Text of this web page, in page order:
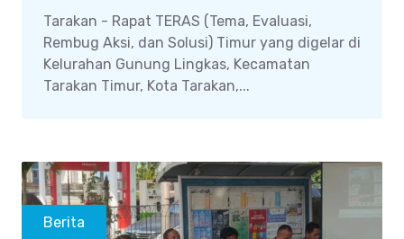
Tarakan - Rapat TERAS (Tema, Evaluasi,
Rembug Aksi, dan Solusi) Timur yang digelar di
Kelurahan Gunung Lingkas, Kecamatan
Tarakan Timur, Kota Tarakan,...
Berita